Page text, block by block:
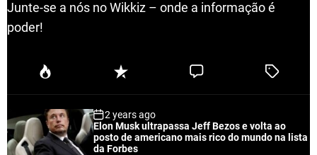
Junte-se a nós no Wikkiz – onde a informação é
poder!
P
u
a
R
e
n
t
C
e
T
e
2 years ago
Elon Musk ultrapassa Jeff Bezos e volta ao
posto de americano mais rico do mundo na lista
da Forbes